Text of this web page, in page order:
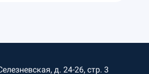
д. 24-26, стр. 3